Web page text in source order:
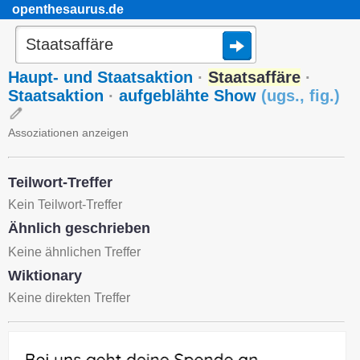
openthesaurus.de
Haupt- und Staatsaktion · Staatsaffäre ·
Staatsaktion · aufgeblähte Show (ugs., fig.)
Assoziationen anzeigen
Teilwort-Treffer
Kein Teilwort-Treffer
Ähnlich geschrieben
Keine ähnlichen Treffer
Wiktionary
Keine direkten Treffer